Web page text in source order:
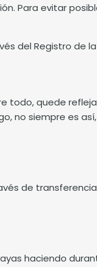
Para evitar
del Registro de
todo, quede
no siempre es
de
haciendo